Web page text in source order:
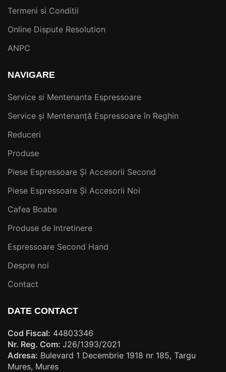
Termeni si Conditii
Online Dispute Resolution
ANPC
NAVIGARE
Service si Mentenanta Espressoare
Service și Mentenanță Espressoare în Reghin
Reduceri
Produse
Piese Espressoare Și Accesorii Second
Piese Espressoare Și Accesorii Noi
Cafea Boabe
Produse de Intretinere
Espressoare Second Hand
Despre noi
Contact
DATE CONTACT
Cod Fiscal: 44803346
Nr. Reg. Com: J26/1393/2021
Adresa: Bulevard 1 Decembrie 1918 nr 185, Targu
Mures, Mures